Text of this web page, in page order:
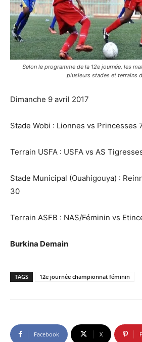
Selon le programme de la 12e journée, les
plusieurs stades et terrains
Dimanche 9 avril 2017
Stade Wobi : Lionnes vs Princesses
Terrain USFA : USFA vs AS
Stade Municipal (Ouahigouya) :
30
Terrain ASFB : NAS/Féminin vs
Burkina Demain
TAGS 12e journée championnat féminin
Facebook X